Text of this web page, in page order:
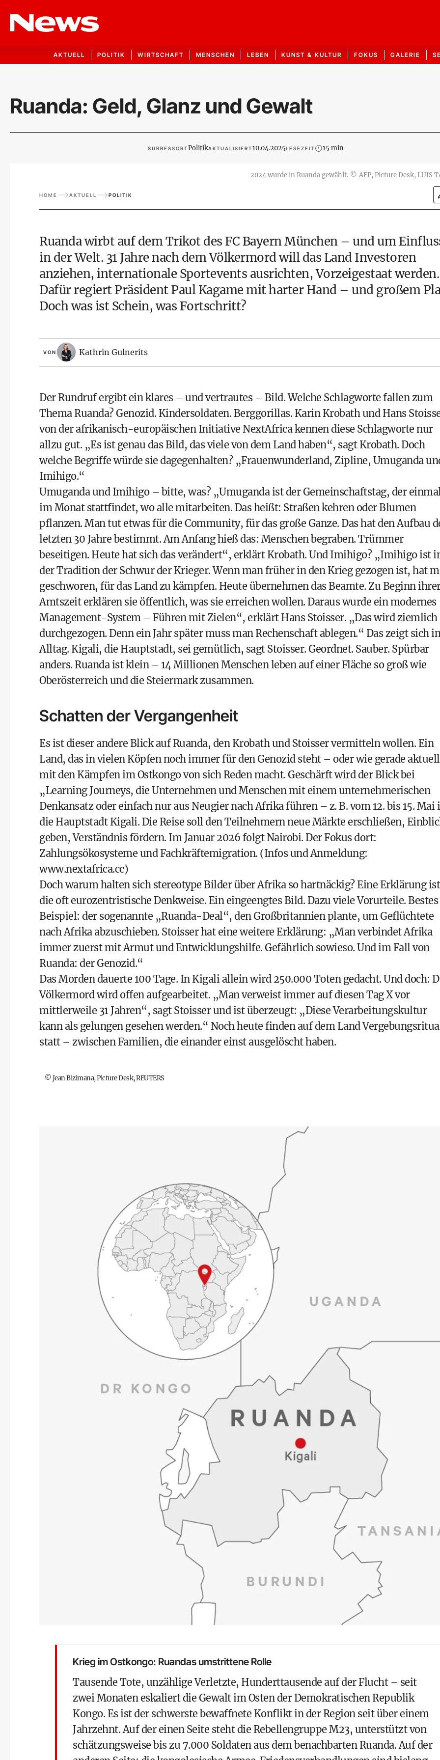
AKTUELL POLITIK WIRTSCHAFT MENSCHEN LEBEN KUNST & KULTUR FOKUS GALERIE
Ruanda: Geld, Glanz und Gewalt
SUBRESSORTPolitikAKTUALISIERT10.04.2025LESEZEIT 15 min
2024 wurde in Ruanda gewählt. © AFP, Picture Desk, LUIS
HOME AKTUELL POLITIK
Ruanda wirbt auf dem Trikot des FC Bayern München – und um
in der Welt. 31 Jahre nach dem Völkermord will das Land Investoren
anziehen, internationale Sportevents ausrichten, Vorzeigestaat werden.
Dafür regiert Präsident Paul Kagame mit harter Hand – und großem
Doch was ist Schein, was Fortschritt?
VON Kathrin Gulnerits
Der Rundruf ergibt ein klares – und vertrautes – Bild. Welche Schlagworte fallen zum
Thema Ruanda? Genozid. Kindersoldaten. Berggorillas. Karin Krobath und Hans
von der afrikanisch-europäischen Initiative NextAfrica kennen diese Schlagworte nur
allzu gut. „Es ist genau das Bild, das viele von dem Land haben“, sagt Krobath. Doch
welche Begriffe würde sie dagegenhalten? „Frauenwunderland, Zipline, Umuganda
Imihigo.“
Umuganda und Imihigo – bitte, was? „Umuganda ist der Gemeinschaftstag, der
im Monat stattfindet, wo alle mitarbeiten. Das heißt: Straßen kehren oder Blumen
pflanzen. Man tut etwas für die Community, für das große Ganze. Das hat den Aufbau
letzten 30 Jahre bestimmt. Am Anfang hieß das: Menschen begraben. Trümmer
beseitigen. Heute hat sich das verändert“, erklärt Krobath. Und Imihigo? „Imihigo ist
der Tradition der Schwur der Krieger. Wenn man früher in den Krieg gezogen ist, hat
geschworen, für das Land zu kämpfen. Heute übernehmen das Beamte. Zu Beginn
Amtszeit erklären sie öffentlich, was sie erreichen wollen. Daraus wurde ein modernes
Management-System – Führen mit Zielen“, erklärt Hans Stoisser. „Das wird ziemlich
durchgezogen. Denn ein Jahr später muss man Rechenschaft ablegen.“ Das zeigt sich
Alltag. Kigali, die Hauptstadt, sei gemütlich, sagt Stoisser. Geordnet. Sauber. Spürbar
anders. Ruanda ist klein – 14 Millionen Menschen leben auf einer Fläche so groß wie
Oberösterreich und die Steiermark zusammen.
Schatten der Vergangenheit
Es ist dieser andere Blick auf Ruanda, den Krobath und Stoisser vermitteln wollen. Ein
Land, das in vielen Köpfen noch immer für den Genozid steht – oder wie gerade aktuell
mit den Kämpfen im Ostkongo von sich Reden macht. Geschärft wird der Blick bei
„Learning Journeys, die Unternehmen und Menschen mit einem unternehmerischen
Denkansatz oder einfach nur aus Neugier nach Afrika führen – z. B. vom 12. bis 15. Mai
die Hauptstadt Kigali. Die Reise soll den Teilnehmern neue Märkte erschließen,
geben, Verständnis fördern. Im Januar 2026 folgt Nairobi. Der Fokus dort:
Zahlungsökosysteme und Fachkräftemigration. (Infos und Anmeldung:
www.nextafrica.cc)
Doch warum halten sich stereotype Bilder über Afrika so hartnäckig? Eine Erklärung ist
die oft eurozentristische Denkweise. Ein eingeengtes Bild. Dazu viele Vorurteile. Bestes
Beispiel: der sogenannte „Ruanda-Deal“, den Großbritannien plante, um Geflüchtete
nach Afrika abzuschieben. Stoisser hat eine weitere Erklärung: „Man verbindet Afrika
immer zuerst mit Armut und Entwicklungshilfe. Gefährlich sowieso. Und im Fall von
Ruanda: der Genozid.“
Das Morden dauerte 100 Tage. In Kigali allein wird 250.000 Toten gedacht. Und doch:
Völkermord wird offen aufgearbeitet. „Man verweist immer auf diesen Tag X vor
mittlerweile 31 Jahren“, sagt Stoisser und ist überzeugt: „Diese Verarbeitungskultur
kann als gelungen gesehen werden.“ Noch heute finden auf dem Land
statt – zwischen Familien, die einander einst ausgelöscht haben.
©Jean Bizimana, Picture Desk, REUTERS
Krieg im Ostkongo: Ruandas umstrittene Rolle
Tausende Tote, unzählige Verletzte, Hunderttausende auf der Flucht – seit
zwei Monaten eskaliert die Gewalt im Osten der Demokratischen Republik
Kongo. Es ist der schwerste bewaffnete Konflikt in der Region seit über einem
Jahrzehnt. Auf der einen Seite steht die Rebellengruppe M23, unterstützt von
schätzungsweise bis zu 7.000 Soldaten aus dem benachbarten Ruanda. Auf der